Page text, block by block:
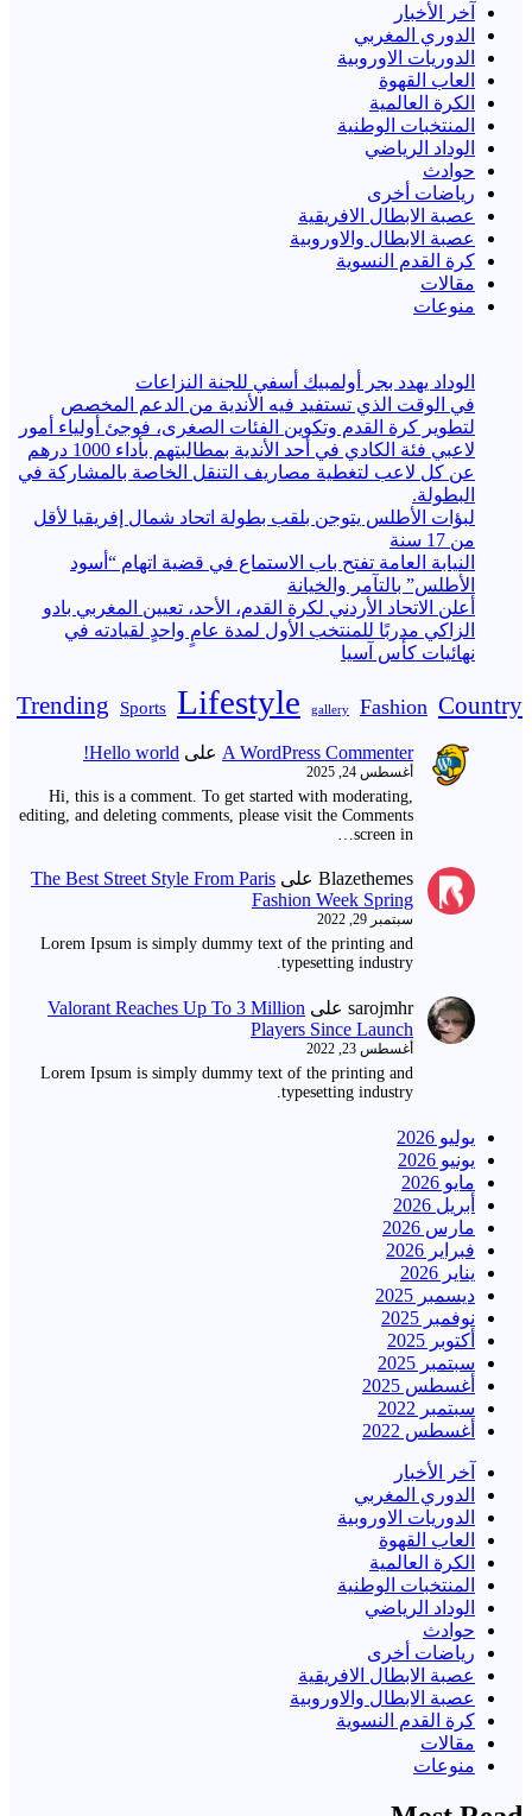
آخر الأخبار
الدوري المغربي
الدوريات الاوروبية
العاب القهوة
الكرة العالمية
المنتخبات الوطنية
الوداد الرياضي
حوادث
رياضات أخرى
عصبة الابطال الافريقية
عصبة الابطال والاوروبية
كرة القدم النسوية
مقالات
منوعات
الوداد يهدد بجر أولمبيك أسفي للجنة النزاعات
في الوقت الذي تستفيد فيه الأندية من الدعم المخصص
لتطوير كرة القدم وتكوين الفئات الصغرى، فوجئ أولياء أمور
لاعبي فئة الكادي في أحد الأندية بمطالبتهم بأداء 1000 درهم
عن كل لاعب لتغطية مصاريف التنقل الخاصة بالمشاركة في
البطولة.
لبؤات الأطلس يتوجن بلقب بطولة اتحاد شمال إفريقيا لأقل
من 17 سنة
النيابة العامة تفتح باب الاستماع في قضية اتهام “أسود
الأطلس” بالتآمر والخيانة
أعلن الاتحاد الأردني لكرة القدم، الأحد، تعيين المغربي بادو
الزاكي مدربًا للمنتخب الأول لمدة عامٍ واحدٍ لقيادته ​في
نهائيات كأس آسيا
Country
Fashion
gallery
Lifestyle
Sports
Trending
A WordPress Commenter على Hello world!
أغسطس 24, 2025
Hi, this is a comment. To get started with moderating,
editing, and deleting comments, please visit the Comments
screen in…
Blazethemes على The Best Street Style From Paris
Fashion Week Spring
سبتمبر 29, 2022
Lorem Ipsum is simply dummy text of the printing and
typesetting industry.
sarojmhr على Valorant Reaches Up To 3 Million
Players Since Launch
أغسطس 23, 2022
Lorem Ipsum is simply dummy text of the printing and
typesetting industry.
يوليو 2026
يونيو 2026
مايو 2026
أبريل 2026
مارس 2026
فبراير 2026
يناير 2026
ديسمبر 2025
نوفمبر 2025
أكتوبر 2025
سبتمبر 2025
أغسطس 2025
سبتمبر 2022
أغسطس 2022
آخر الأخبار
الدوري المغربي
الدوريات الاوروبية
العاب القهوة
الكرة العالمية
المنتخبات الوطنية
الوداد الرياضي
حوادث
رياضات أخرى
عصبة الابطال الافريقية
عصبة الابطال والاوروبية
كرة القدم النسوية
مقالات
منوعات